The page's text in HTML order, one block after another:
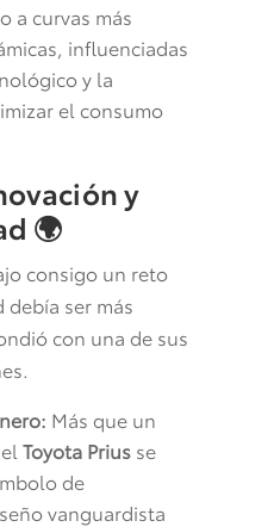
a curvas más
influenciadas
y la
el consumo
y
🌍
consigo un reto
ser más
con una de sus
Más que un
Toyota Priusse
de
vanguardista